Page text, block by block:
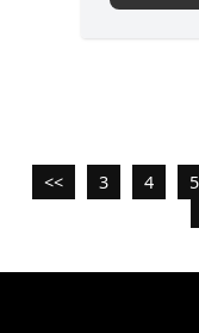
<< 3 4 5